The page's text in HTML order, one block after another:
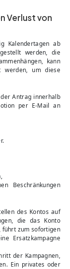
Verlust von
Kalendertagen ab
werden, die
kann
werden, um diese
Antrag innerhalb
per E-Mail an
Beschränkungen
des Kontos auf
die das Konto
führt zum sofortigen
Ersatzkampagne
der Kampagnen,
Ein privates oder